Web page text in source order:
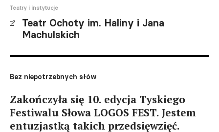
Teatry i instytucje
Teatr Ochoty im. Haliny i Jana
Machulskich
Bez niepotrzebnych słów
Zakończyła się 10. edycja Tyskiego
Festiwalu Słowa LOGOS FEST. Jestem
entuzjastką takich przedsięwzięć.